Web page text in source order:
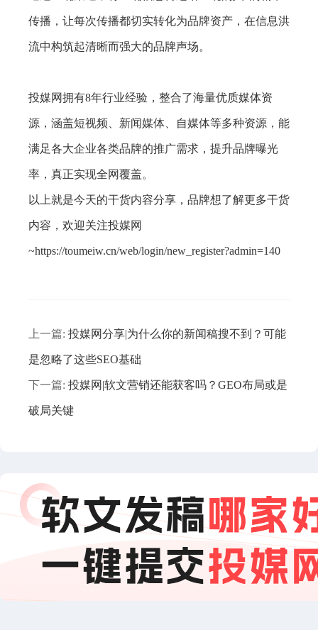
传播，让每次传播都切实转化为品牌资产，在信息洪
流中构筑起清晰而强大的品牌声场。
投媒网拥有8年行业经验，整合了海量优质媒体资
源，涵盖短视频、新闻媒体、自媒体等多种资源，能
满足各大企业各类品牌的推广需求，提升品牌曝光
率，真正实现全网覆盖。
以上就是今天的干货内容分享，品牌想了解更多干货
内容，欢迎关注投媒网
~https://toumeiw.cn/web/login/new_register?admin=140
上一篇: 投媒网分享|为什么你的新闻稿搜不到？可能
是忽略了这些SEO基础
下一篇: 投媒网|软文营销还能获客吗？GEO布局或是
破局关键